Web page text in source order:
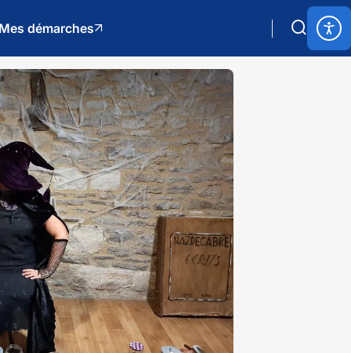
démarches